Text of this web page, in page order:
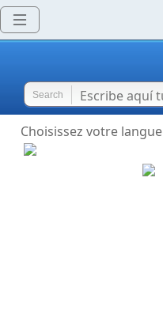
Search
Choisissez votre langue